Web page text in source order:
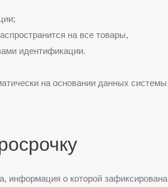
на все товары,
идентификации.
на основании данных системы
информация о которой зафиксирована